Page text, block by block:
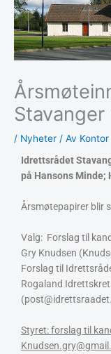
/ Nyheter / Av
Idrettsrådet
på Hansons Minde;
Årsmøtepapirer blir
Valg: Forslag til
Gry Knudsen
Forslag til
Rogaland
Styret: forslag til